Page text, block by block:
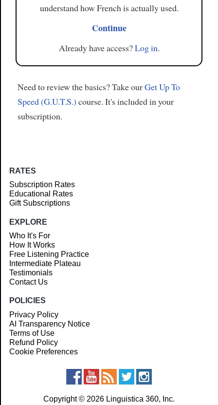
understand how French is actually used.
Continue
Already have access?Log in.
Need to review the basics? Take ourGet Up To
Speed (G.U.T.S.) course. It's included in your
subscription.
RATES
Subscription Rates
Educational Rates
Gift Subscriptions
EXPLORE
Who It's For
How It Works
Free Listening Practice
Intermediate Plateau
Testimonials
Contact Us
POLICIES
Privacy Policy
AI Transparency Notice
Terms of Use
Refund Policy
Cookie Preferences
Copyright © 2026 Linguistica 360, Inc.